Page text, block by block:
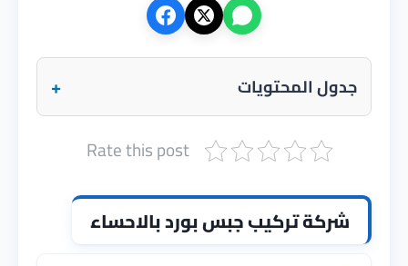
جدول المحتويات +
Rate this post
شركة تركيب جبس بورد بالاحساء